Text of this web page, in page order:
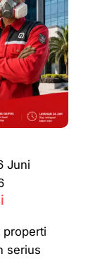
Juni
properti
serius